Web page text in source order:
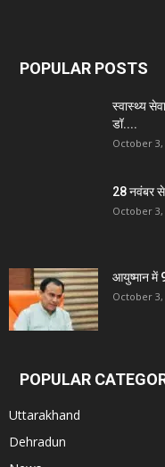
POPULAR POSTS
स्वास्थ्य
डॉ....
October 3,
28 नवंबर से
October 3,
आयुष्मान में
October 3,
POPULAR
Uttarakhand
Dehradun